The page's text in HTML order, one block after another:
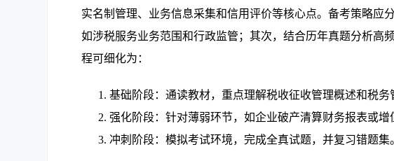
实名制管理、业务信息采集和信用评价等核心点。备考策略应
如涉税服务业务范围和行政监管；其次，结合历年真题分析高
程可细化为：
基础阶段：通读教材，重点理解税收征收管理概述和税务
强化阶段：针对薄弱环节，如企业破产清算财务报表或增
冲刺阶段：模拟考试环境，完成全真试题，并复习错题集